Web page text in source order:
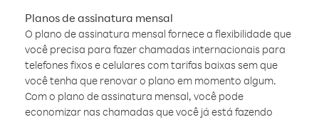
Planos de assinatura mensal
O plano de assinatura mensal fornece a flexibilidade que
você precisa para fazer chamadas internacionais para
telefones fixos e celulares com tarifas baixas sem que
você tenha que renovar o plano em momento algum.
Com o plano de assinatura mensal, você pode
economizar nas chamadas que você já está fazendo